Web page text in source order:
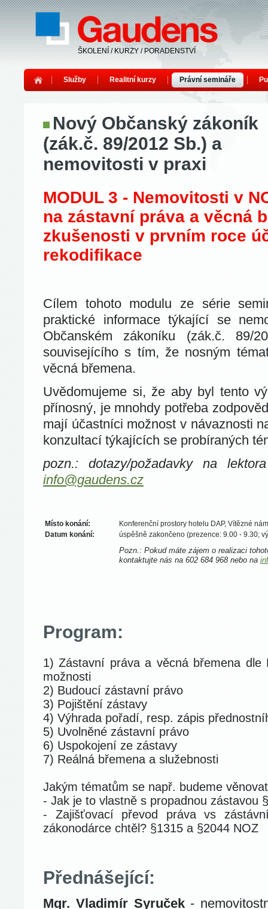
ŠKOLENÍ / KURZY / PORADENSTVÍ
Služby Realitní kurzy Právní semináře
Nový Občanský zákoník
(zák.č. 89/2012 Sb.) a
nemovitosti v praxi
MODUL 3 - Nemovitosti v
na zástavní práva a věcná
zkušenosti v prvním roce
rekodifikace
Cílem tohoto modulu ze série
praktické informace týkající se
Občanském zákoníku (zák.č. 89/
souvisejícího s tím, že nosným
věcná břemena.
Uvědomujeme si, že aby byl tento
přínosný, je mnohdy potřeba
mají účastníci možnost v návaznosti
konzultací týkajících se probíraných
pozn.: dotazy/požadavky na
info@gaudens.cz
Místo konání:
Konferenční prostory hotelu DAP, Vítězné
Datum konání:
úspěšně zakončeno (prezence: 9.00 - 9.30;
Pozn.: Pokud máte zájem o realizaci
kontaktujte nás na 602 684 968 nebo na
Program:
1) Zástavní práva a věcná břemena
možnosti
2) Budoucí zástavní právo
3) Pojištění zástavy
4) Výhrada pořadí, resp. zápis
5) Uvolněné zástavní právo
6) Uspokojení ze zástavy
7) Reálná břemena a služebnosti
Jakým tématům se např. budeme
- Jak je to vlastně s propadnou zástavou
- Zajišťovací převod práva vs
zákonodárce chtěl? §1315 a §2044 NOZ
Přednášející:
Mgr. Vladimír Syruček-